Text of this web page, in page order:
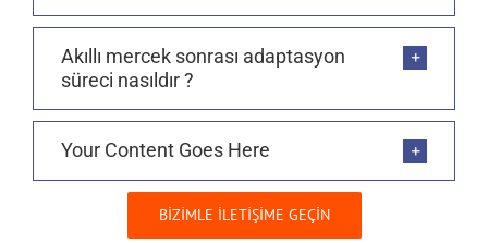
Akıllı mercek sonrası adaptasyon
süreci nasıldır ?
Your Content Goes Here
BİZİMLE İLETİŞİME GEÇİN